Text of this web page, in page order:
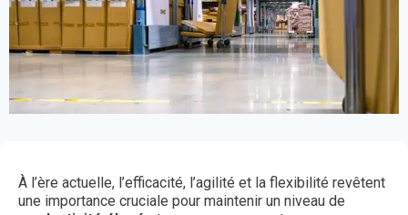
À l’ère actuelle, l’efficacité, l’agilité et la flexibilité revêtent
une importance cruciale pour maintenir un niveau de